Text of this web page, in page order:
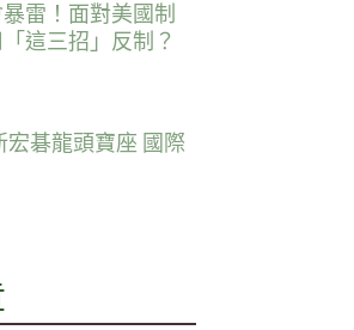
雷！面對美國制
這三招」反制？
宏碁龍頭寶座 國際